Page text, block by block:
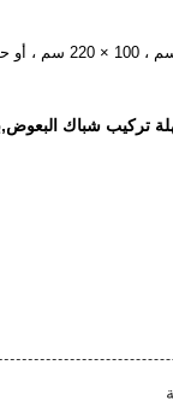
90 × 210 سم ، 100 × 210 سم ، 100
تركيب شباك